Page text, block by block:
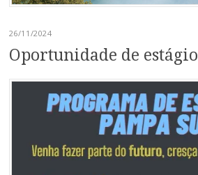
26/11/2024
Oportunidade de estágio